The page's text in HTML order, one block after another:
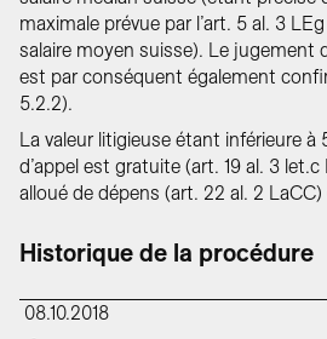
maximale prévue par l’art. 5 al. 3
salaire moyen suisse). Le jugement
est par conséquent également
5.2.2).
La valeur litigieuse étant inférieure
d’appel est gratuite (art. 19 al. 3 let.c
alloué de dépens (art. 22 al. 2 LaCC)
Historique de la procédure
08.10.2018